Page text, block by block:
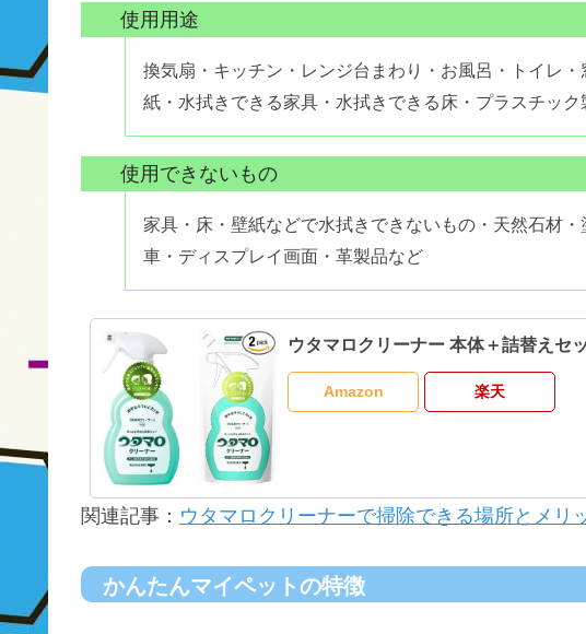
使用用途
換気扇・キッチン・レンジ台まわり・お風呂・トイレ
紙・水拭きできる家具・水拭きできる床・プラスチック
使用できないもの
家具・床・壁紙などで水拭きできないもの・天然石材
車・ディスプレイ画面・革製品など
ウタマロクリーナー 本体＋詰替えセ
Amazon 楽天
関連記事： ウタマロクリーナーで掃除できる場所とメリ
かんたんマイペットの特徴